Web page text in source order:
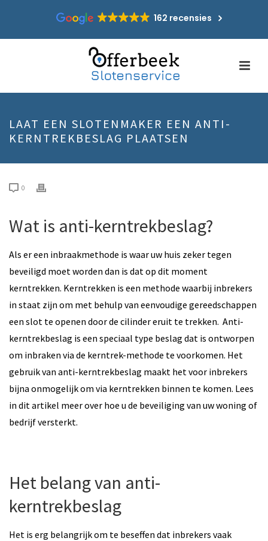
162 recensies
LAAT EEN SLOTENMAKER EEN ANTI-
KERNTREKBESLAG PLAATSEN
0
Wat is anti-kerntrekbeslag?
Als er een inbraakmethode is waar uw huis zeker tegen
beveiligd moet worden dan is dat op dit moment
kerntrekken. Kerntrekken is een methode waarbij inbrekers
in staat zijn om met behulp van eenvoudige gereedschappen
een slot te openen door de cilinder eruit te trekken. Anti-
kerntrekbeslag is een speciaal type beslag dat is ontworpen
om inbraken via de kerntrek-methode te voorkomen. Het
gebruik van anti-kerntrekbeslag maakt het voor inbrekers
bijna onmogelijk om via kerntrekken binnen te komen. Lees
in dit artikel meer over hoe u de beveiliging van uw woning of
bedrijf versterkt.
Het belang van anti-
kerntrekbeslag
Het is erg belangrijk om te beseffen dat inbrekers vaak